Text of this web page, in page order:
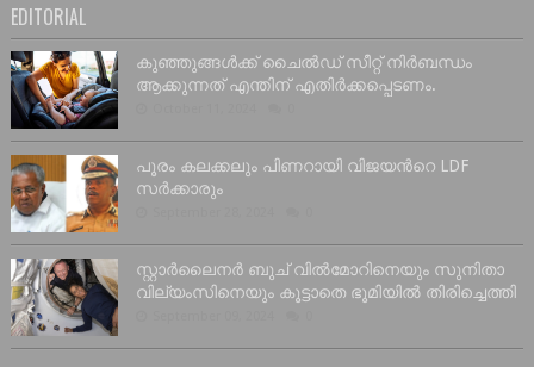
EDITORIAL
കുഞ്ഞുങ്ങൾക്ക് ചൈൽഡ് സീറ്റ് നിർബന്ധം
ആക്കുന്നത് എന്തിന് എതിർക്കപ്പെടണം.
പൂരം കലക്കലും പിണറായി വിജയൻറെ LDF
സർക്കാരും
സ്റ്റാർലൈനർ ബുച് വിൽമോറിനെയും സുനിതാ
വില്യംസിനെയും കൂട്ടാതെ ഭൂമിയിൽ തിരിച്ചെത്തി